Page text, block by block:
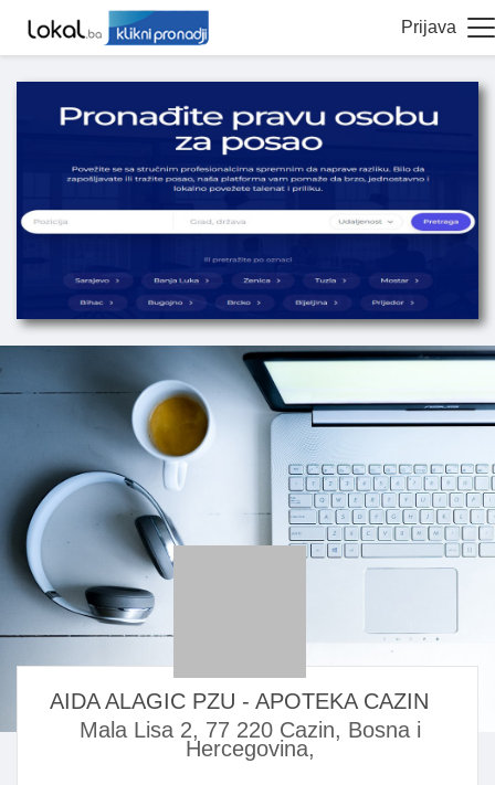
Prijava
AIDA ALAGIC PZU - APOTEKA CAZIN
Mala Lisa 2, 77 220 Cazin, Bosna i
Hercegovina,